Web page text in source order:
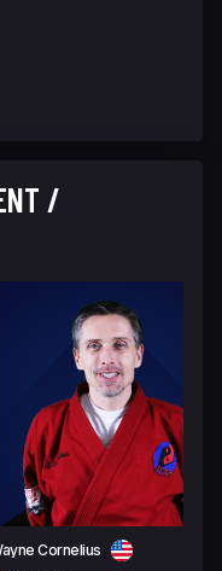
/
Cornelius